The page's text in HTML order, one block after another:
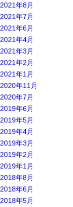
2021年8月
2021年7月
2021年6月
2021年4月
2021年3月
2021年2月
2021年1月
2020年11月
2020年7月
2019年6月
2019年5月
2019年4月
2019年3月
2019年2月
2019年1月
2018年8月
2018年6月
2018年5月